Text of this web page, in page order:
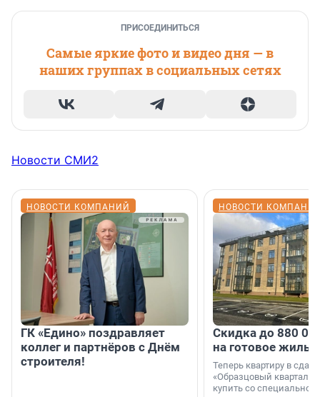
ПРИСОЕДИНИТЬСЯ
Самые яркие фото и видео дня — в
наших группах в социальных сетях
Новости СМИ2
НОВОСТИ КОМПАНИЙ
ГК «Едино» поздравляет
коллег и партнёров с Днём
строителя!
НОВОСТИ
Скидка до 880
на готовое
Теперь квартиру в
«Образцовый квартал
купить со специальной